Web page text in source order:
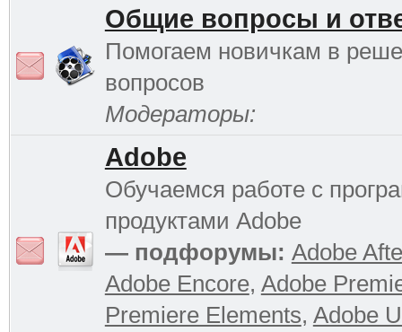
Общие вопросы и
Помогаем новичкам в
вопросов
Модераторы:
Adobe
Обучаемся работе с
продуктами Adobe
— подфорумы: Adobe
Adobe Encore, Adobe
Premiere Elements, Adobe